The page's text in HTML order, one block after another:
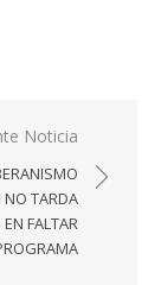
Noticia
NO TARDA
FALTAR